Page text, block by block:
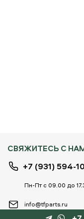
СВЯЖИТЕСЬ С
+7 (931) 594-
Пн-Пт с 09.00 до
info@tfparts.ru